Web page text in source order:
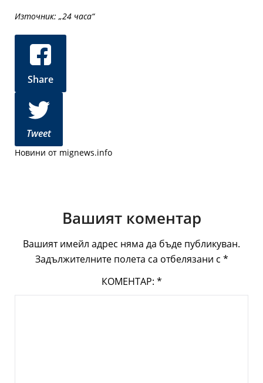
Източник: „24 часа“
Share
Tweet
Новини от mignews.info
Вашият коментар
Вашият имейл адрес няма да бъде публикуван.
Задължителните полета са отбелязани с *
КОМЕНТАР: *